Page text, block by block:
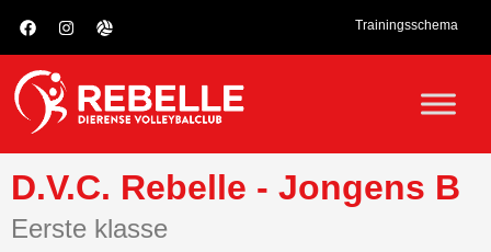
Trainingsschema
D.V.C. Rebelle - Jongens B
Eerste klasse